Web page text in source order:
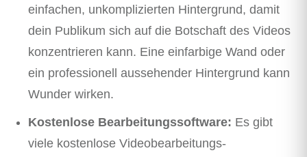
einfachen, unkomplizierten Hintergrund, damit
dein Publikum sich auf die Botschaft des Videos
konzentrieren kann. Eine einfarbige Wand oder
ein professionell aussehender Hintergrund kann
Wunder wirken.
Kostenlose Bearbeitungssoftware: Es gibt
viele kostenlose Videobearbeitungs-